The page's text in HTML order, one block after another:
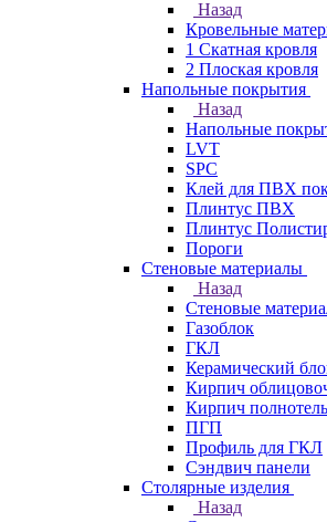
Назад
Кровельные
1 Скатная кровля
2 Плоская кровля
Напольные покрытия
Назад
Напольные
LVT
SPC
Клей для ПВХ
Плинтус ПВХ
Плинтус
Пороги
Стеновые материалы
Назад
Стеновые
Газоблок
ГКЛ
Керамический
Кирпич
Кирпич
ПГП
Профиль для ГКЛ
Сэндвич панели
Столярные изделия
Назад